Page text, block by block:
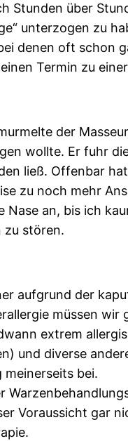
Stunden über
unterzogen zu
denen oft schon
Termin zu
der
wollte. Er fuhr
ließ. Offenbar
zu noch mehr
Nase an, bis ich
zu stören.
aufgrund der
müssen
extrem
und diverse
meinerseits bei.
Voraussicht gar